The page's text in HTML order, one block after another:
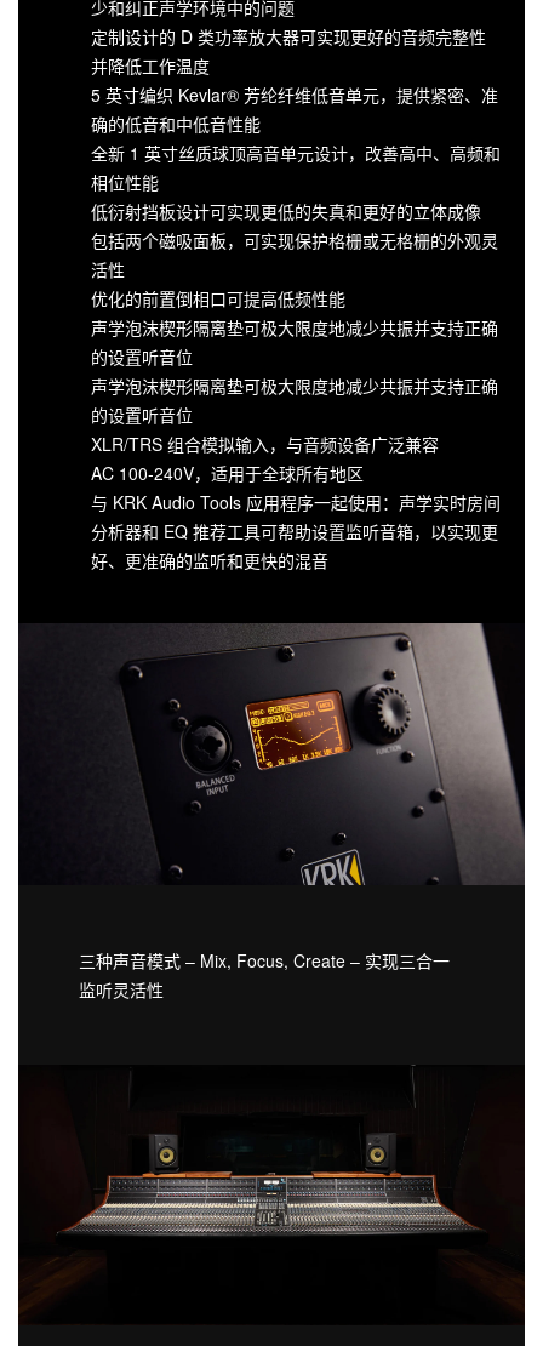
少和纠正声学环境中的问题
定制设计的 D 类功率放大器可实现更好的音频完整性
并降低工作温度
5 英寸编织 Kevlar® 芳纶纤维低音单元，提供紧密、准
确的低音和中低音性能
全新 1 英寸丝质球顶高音单元设计，改善高中、高频和
相位性能
低衍射挡板设计可实现更低的失真和更好的立体成像
包括两个磁吸面板，可实现保护格栅或无格栅的外观灵
活性
优化的前置倒相口可提高低频性能
声学泡沫楔形隔离垫可极大限度地减少共振并支持正确
的设置听音位
声学泡沫楔形隔离垫可极大限度地减少共振并支持正确
的设置听音位
XLR/TRS 组合模拟输入，与音频设备广泛兼容
AC 100-240V，适用于全球所有地区
与 KRK Audio Tools 应用程序一起使用：声学实时房间
分析器和 EQ 推荐工具可帮助设置监听音箱，以实现更
好、更准确的监听和更快的混音
三种声音模式 – Mix, Focus, Create – 实现三合一
监听灵活性